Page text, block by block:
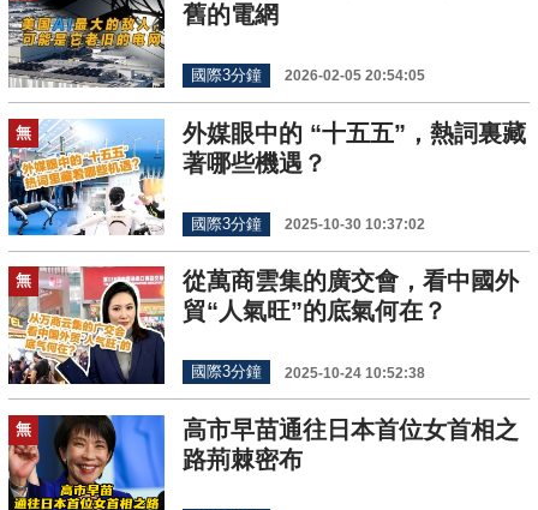
舊的電網
國際3分鐘 2026-02-05 20:54:05
無
外媒眼中的 “十五五”，熱詞裏藏
著哪些機遇？
國際3分鐘 2025-10-30 10:37:02
無
從萬商雲集的廣交會，看中國外
貿“人氣旺”的底氣何在？
國際3分鐘 2025-10-24 10:52:38
無
高市早苗通往日本首位女首相之
路荊棘密布